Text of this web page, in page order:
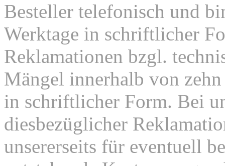
Besteller telefonisch und
Werktage in schriftlicher
Reklamationen bzgl.
Mängel innerhalb von
in schriftlicher Form. Bei
diesbezüglicher
unsererseits für eventuell